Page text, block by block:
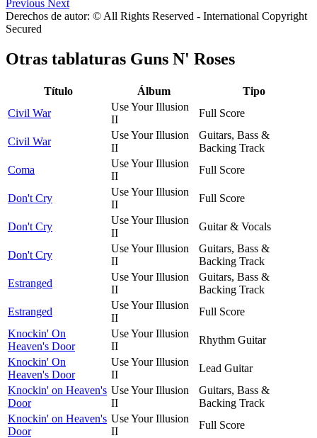
Previous Next
Derechos de autor: © All Rights Reserved - International Copyright
Secured
Otras tablaturas Guns N' Roses
Título Álbum
Tipo
Civil War
Use Your Illusion
II
Full Score
Civil War
Use Your Illusion
II
Guitars, Bass &
Backing Track
Coma
Use Your Illusion
II
Full Score
Don't Cry
Use Your Illusion
II
Full Score
Don't Cry
Use Your Illusion
II
Guitar & Vocals
Don't Cry
Use Your Illusion
II
Guitars, Bass &
Backing Track
Estranged
Use Your Illusion
II
Guitars, Bass &
Backing Track
Estranged
Use Your Illusion
II
Full Score
Knockin' On
Heaven's Door
Use Your Illusion
II
Rhythm Guitar
Knockin' On
Heaven's Door
Use Your Illusion
II
Lead Guitar
Knockin' on Heaven's
Door
Use Your Illusion
II
Guitars, Bass &
Backing Track
Knockin' on Heaven's
Door
Use Your Illusion
II
Full Score